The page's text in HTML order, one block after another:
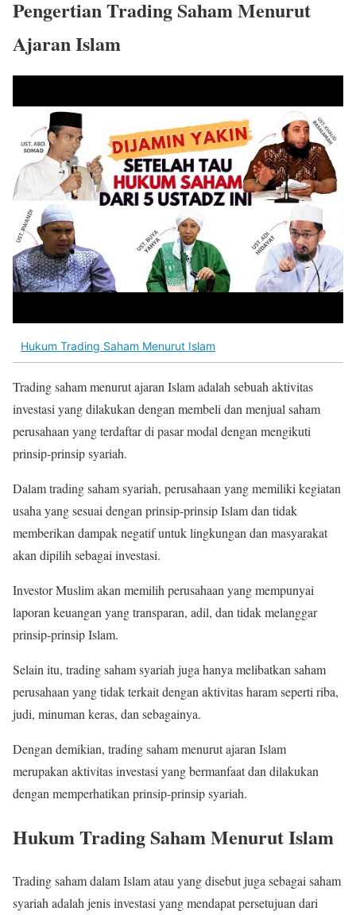
Pengertian Trading Saham Menurut
Ajaran Islam
Hukum Trading Saham Menurut Islam
Trading saham menurut ajaran Islam adalah sebuah aktivitas
investasi yang dilakukan dengan membeli dan menjual saham
perusahaan yang terdaftar di pasar modal dengan mengikuti
prinsip-prinsip syariah.
Dalam trading saham syariah, perusahaan yang memiliki kegiatan
usaha yang sesuai dengan prinsip-prinsip Islam dan tidak
memberikan dampak negatif untuk lingkungan dan masyarakat
akan dipilih sebagai investasi.
Investor Muslim akan memilih perusahaan yang mempunyai
laporan keuangan yang transparan, adil, dan tidak melanggar
prinsip-prinsip Islam.
Selain itu, trading saham syariah juga hanya melibatkan saham
perusahaan yang tidak terkait dengan aktivitas haram seperti riba,
judi, minuman keras, dan sebagainya.
Dengan demikian, trading saham menurut ajaran Islam
merupakan aktivitas investasi yang bermanfaat dan dilakukan
dengan memperhatikan prinsip-prinsip syariah.
Hukum Trading Saham Menurut Islam
Trading saham dalam Islam atau yang disebut juga sebagai saham
syariah adalah jenis investasi yang mendapat persetujuan dari